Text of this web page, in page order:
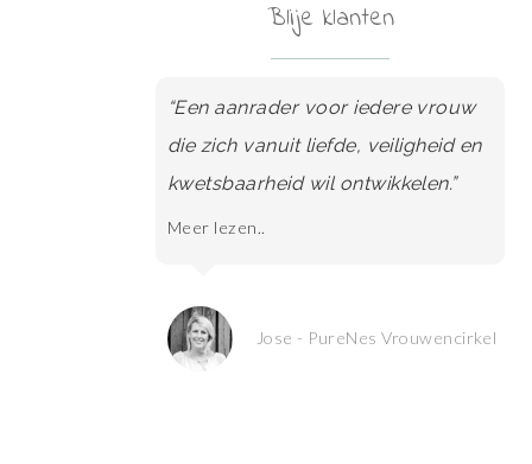
Blije klanten
“Een aanrader voor iedere vrouw
die zich vanuit liefde, veiligheid en
kwetsbaarheid wil ontwikkelen.”
Meer lezen..
Jose - PureNes Vrouwencirkel